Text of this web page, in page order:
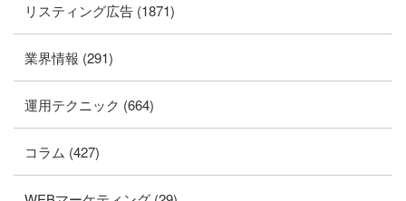
リスティング広告 (1871)
業界情報 (291)
運用テクニック (664)
コラム (427)